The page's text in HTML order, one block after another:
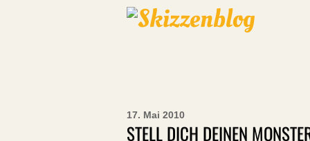
17. Mai 2010
STELL DICH DEINEN